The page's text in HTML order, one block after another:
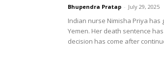
Bhupendra Pratap - July 29, 2025
Indian nurse Nimisha Priya has
Yemen. Her death sentence
decision has come after